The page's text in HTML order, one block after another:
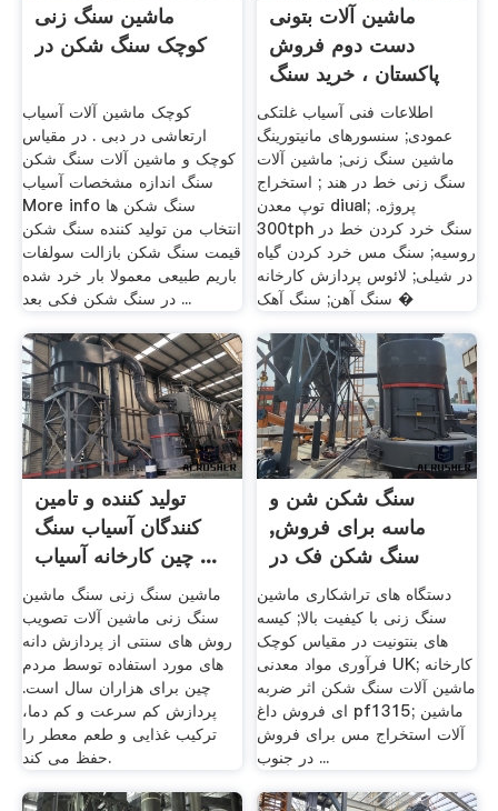
ماشین سنگ زنی
کوچک سنگ شکن در
کوچک ماشین آلات آسیاب
ارتعاشی در دبی . در مقیاس
کوچک و ماشین آلات سنگ شکن
سنگ اندازه مشخصات آسیاب
More info سنگ شکن ها
انتخاب من تولید کننده سنگ شکن
قیمت سنگ شکن بازالت سولفات
باریم طبیعی معمولا بار خرد شده
در سنگ شکن فکی بعد ...
ماشین آلات بتونی
دست دوم فروش
پاکستان ، خرید سنگ
شکن ...
اطلاعات فنی آسیاب غلتکی
عمودی; سنسورهای مانیتورینگ
ماشین سنگ زنی; ماشین آلات
سنگ زنی خط در هند ; استخراج
توپ معدن diual; پروژه.
300tph سنگ خرد کردن خط در
روسیه; سنگ مس خرد کردن گیاه
در شیلی; لائوس پردازش کارخانه
سنگ آهن; سنگ آهک �
تولید کننده و تامین
کنندگان آسیاب سنگ
چین کارخانه آسیاب ...
ماشین سنگ زنی سنگ ماشین
سنگ زنی ماشین آلات تصویب
روش های سنتی از پردازش دانه
های مورد استفاده توسط مردم
چین برای هزاران سال است.
پردازش کم سرعت و کم دما،
ترکیب غذایی و طعم معطر را
حفظ می کند.
سنگ شکن شن و
ماسه برای فروش,
سنگ شکن فک در
نیجریه
دستگاه های تراشکاری ماشین
سنگ زنی با کیفیت بالا; کیسه
های بنتونیت در مقیاس کوچک
فرآوری مواد معدنی UK; کارخانه
ماشین آلات سنگ شکن اثر ضربه
ای فروش داغ pf1315; ماشین
آلات استخراج مس برای فروش
در جنوب ...